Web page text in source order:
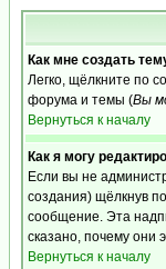
Как мне создать
Легко, щёлкните по
форума и темы (Вы
Вернуться к началу
Как я могу
Если вы не
создания) щёлкнув
сообщение. Эта
сказано, почему они
Вернуться к началу